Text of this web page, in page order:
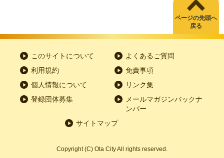
ページの先頭へ
戻る
このサイトについて
よくあるご質問
利用規約
免責事項
個人情報について
リンク集
登録団体募集
メールマガジンバックナ
ンバー
サイトマップ
Copyright (C) Ota City All rights reserved.